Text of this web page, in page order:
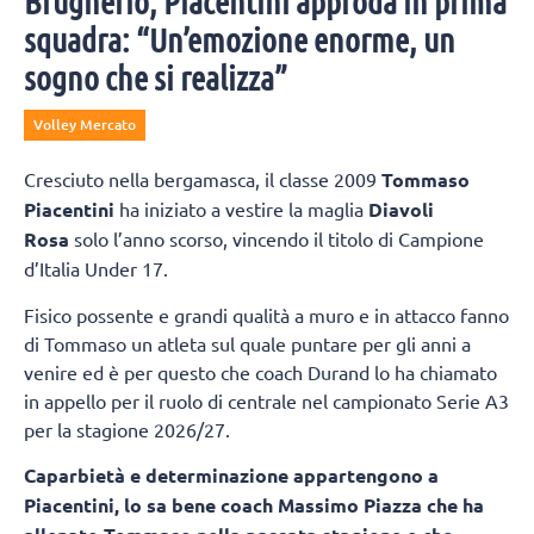
squadra: “Un’emozione enorme, un
sogno che si realizza”
Volley Mercato
Cresciuto nella bergamasca, il classe 2009 Tommaso
Piacentini ha iniziato a vestire la maglia Diavoli
Rosa solo l’anno scorso, vincendo il titolo di Campione
d’Italia Under 17.
Fisico possente e grandi qualità a muro e in attacco fanno
di Tommaso un atleta sul quale puntare per gli anni a
venire ed è per questo che coach Durand lo ha chiamato
in appello per il ruolo di centrale nel campionato Serie A3
per la stagione 2026/27.
Caparbietà e determinazione appartengono a
Piacentini, lo sa bene coach Massimo Piazza che ha